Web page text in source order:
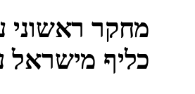
מחקר
כליף מישראל